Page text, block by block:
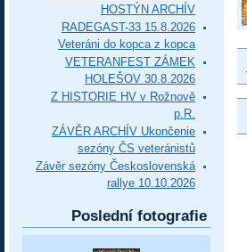
HOSTÝN ARCHÍV
RADEGAST-33 15.8.2026
Veteráni do kopca z kopca
VETERANFEST ZÁMEK
HOLEŠOV 30.8.2026
Z HISTORIE HV v Rožnově
p.R.
ZÁVĚR ARCHÍV Ukončenie
sezóny ČS veteránistů
Závěr sezóny Československá
rallye 10.10.2026
Poslední fotografie